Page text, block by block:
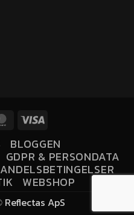
BLOGGEN
GDPR & PERSONDATA
WEBSHOP
Reflectas ApS